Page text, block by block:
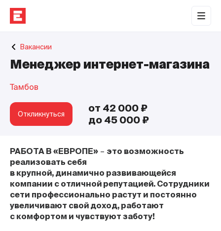
Торговые центры
Сотрудничество
О нас
Наши проекты
Вакансии
Менеджер интернет-магазина
Тамбов
Откликнуться
от 42 000 ₽
до 45 000 ₽
РАБОТА В «ЕВРОПЕ» – это возможность
реализовать себя
в крупной, динамично развивающейся
компании с отличной репутацией. Сотрудники
сети профессионально растут и постоянно
увеличивают свой доход, работают
с комфортом и чувствуют заботу!